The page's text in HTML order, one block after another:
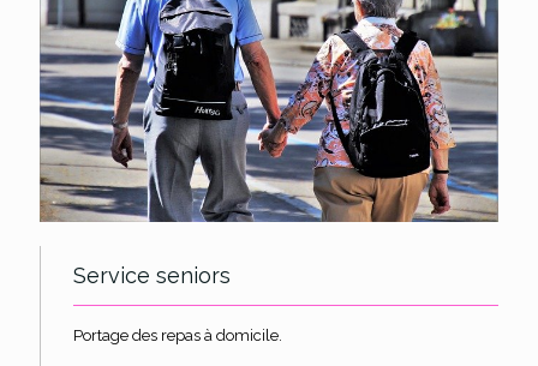
Service seniors
Portage des repas à domicile.